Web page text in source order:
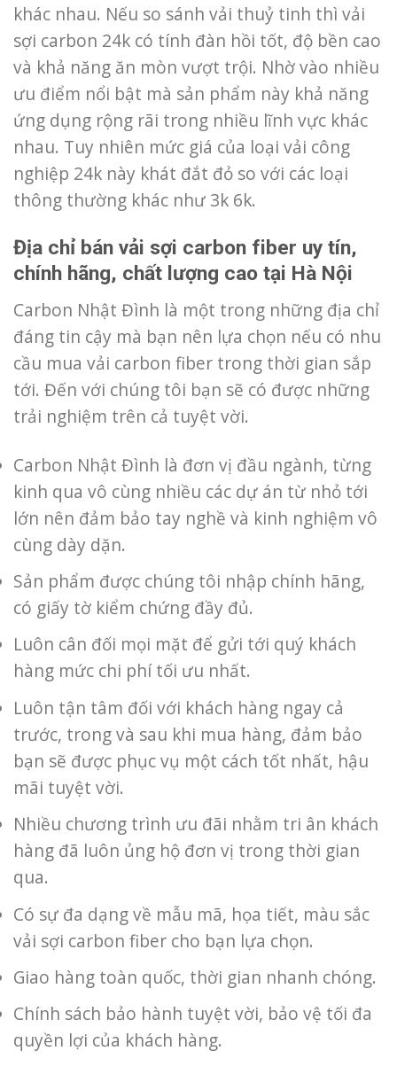
khác nhau. Nếu so sánh vải thuỷ tinh thì vải
sợi carbon 24k có tính đàn hồi tốt, độ bền cao
và khả năng ăn mòn vượt trội. Nhờ vào nhiều
ưu điểm nổi bật mà sản phẩm này khả năng
ứng dụng rộng rãi trong nhiều lĩnh vực khác
nhau. Tuy nhiên mức giá của loại vải công
nghiệp 24k này khát đắt đỏ so với các loại
thông thường khác như 3k 6k.
Địa chỉ bán vải sợi carbon fiber uy tín,
chính hãng, chất lượng cao tại Hà Nội
Carbon Nhật Đình là một trong những địa chỉ
đáng tin cậy mà bạn nên lựa chọn nếu có nhu
cầu mua vải carbon fiber trong thời gian sắp
tới. Đến với chúng tôi bạn sẽ có được những
trải nghiệm trên cả tuyệt vời.
Carbon Nhật Đình là đơn vị đầu ngành, từng
kinh qua vô cùng nhiều các dự án từ nhỏ tới
lớn nên đảm bảo tay nghề và kinh nghiệm vô
cùng dày dặn.
Sản phẩm được chúng tôi nhập chính hãng,
có giấy tờ kiểm chứng đầy đủ.
Luôn cân đối mọi mặt để gửi tới quý khách
hàng mức chi phí tối ưu nhất.
Luôn tận tâm đối với khách hàng ngay cả
trước, trong và sau khi mua hàng, đảm bảo
bạn sẽ được phục vụ một cách tốt nhất, hậu
mãi tuyệt vời.
Nhiều chương trình ưu đãi nhằm tri ân khách
hàng đã luôn ủng hộ đơn vị trong thời gian
qua.
Có sự đa dạng về mẫu mã, họa tiết, màu sắc
vải sợi carbon fiber cho bạn lựa chọn.
Giao hàng toàn quốc, thời gian nhanh chóng.
Chính sách bảo hành tuyệt vời, bảo vệ tối đa
quyền lợi của khách hàng.